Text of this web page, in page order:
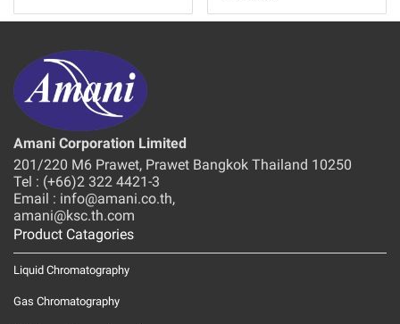
Amani Corporation Limited
201/220 M6 Prawet, Prawet Bangkok Thailand 10250
Tel : (+66)2 322 4421-3
Email : info@amani.co.th,
amani@ksc.th.com
Product Catagories
Liquid Chromatography
Gas Chromatography